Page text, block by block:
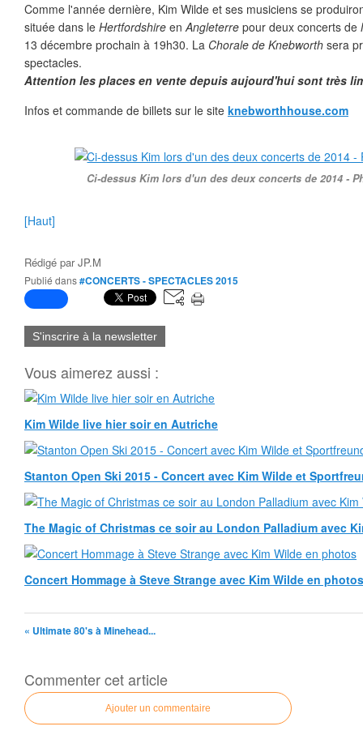
Comme l'année dernière, Kim Wilde et ses musiciens se
située dans le Hertfordshire enAngleterre pour deux concerts de
13 décembre prochain à 19h30. La Chorale de Knebworth sera
spectacles.
Attention les places en vente depuis aujourd'hui sont très
Infos et commande de billets sur le site knebworthhouse.com
Ci-dessus Kim lors d'un des deux concerts de 2014 -
[Haut]
Rédigé parJP.M
Publié dans#CONCERTS - SPECTACLES 2015
S'inscrire à la newsletter
Vous aimerez aussi :
Kim Wilde live hier soir en Autriche
Stanton Open Ski 2015 - Concert avec Kim Wilde et
The Magic of Christmas ce soir au London Palladium avec
Concert Hommage à Steve Strange avec Kim Wilde en photos
« Ultimate 80's à Minehead...
Commenter cet article
Ajouter un commentaire